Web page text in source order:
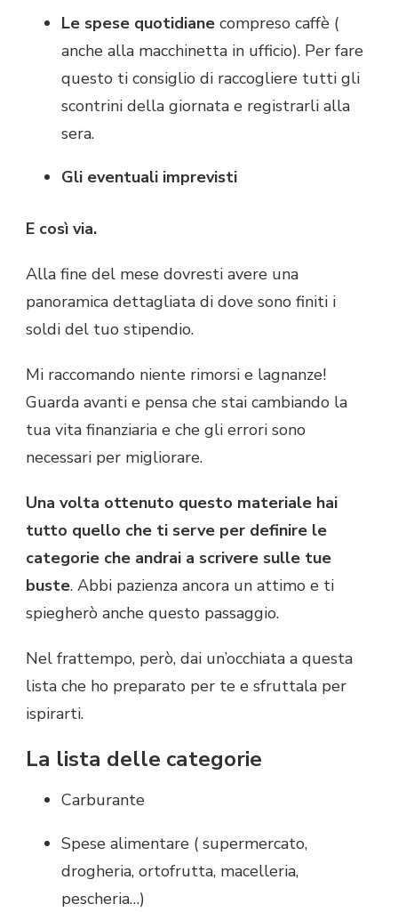
Le spese quotidiane compreso caffè (
anche alla macchinetta in ufficio). Per fare
questo ti consiglio di raccogliere tutti gli
scontrini della giornata e registrarli alla
sera.
Gli eventuali imprevisti
E così via.
Alla fine del mese dovresti avere una
panoramica dettagliata di dove sono finiti i
soldi del tuo stipendio.
Mi raccomando niente rimorsi e lagnanze!
Guarda avanti e pensa che stai cambiando la
tua vita finanziaria e che gli errori sono
necessari per migliorare.
Una volta ottenuto questo materiale hai
tutto quello che ti serve per definire le
categorie che andrai a scrivere sulle tue
buste. Abbi pazienza ancora un attimo e ti
spiegherò anche questo passaggio.
Nel frattempo, però, dai un’occhiata a questa
lista che ho preparato per te e sfruttala per
ispirarti.
La lista delle categorie
Carburante
Spese alimentare ( supermercato,
drogheria, ortofrutta, macelleria,
pescheria…)